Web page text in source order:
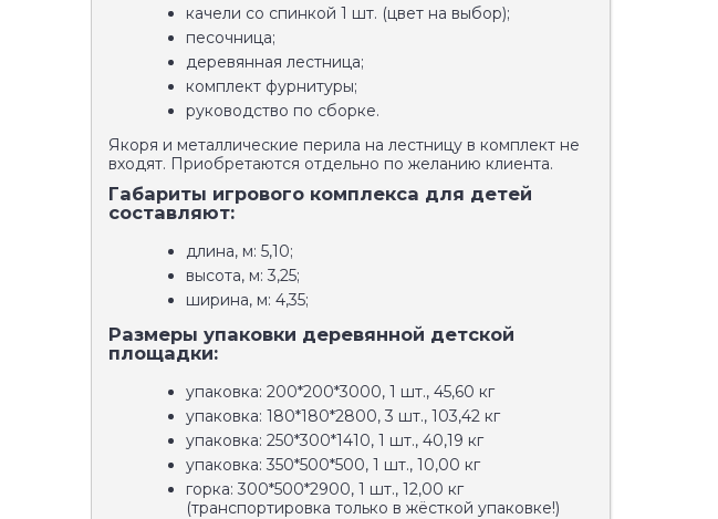
качели со спинкой 1 шт. (цвет на выбор);
песочница;
деревянная лестница;
комплект фурнитуры;
руководство по сборке.
Якоря и металлические перила на лестницу в комплект не
входят. Приобретаются отдельно по желанию клиента.
Габариты игрового комплекса для детей
составляют:
длина, м: 5,10;
высота, м: 3,25;
ширина, м: 4,35;
Размеры упаковки деревянной детской
площадки:
упаковка: 200*200*3000, 1 шт., 45,60 кг
упаковка: 180*180*2800, 3 шт., 103,42 кг
упаковка: 250*300*1410, 1 шт., 40,19 кг
упаковка: 350*500*500, 1 шт., 10,00 кг
горка: 300*500*2900, 1 шт., 12,00 кг
(транспортировка только в жёсткой упаковке!)